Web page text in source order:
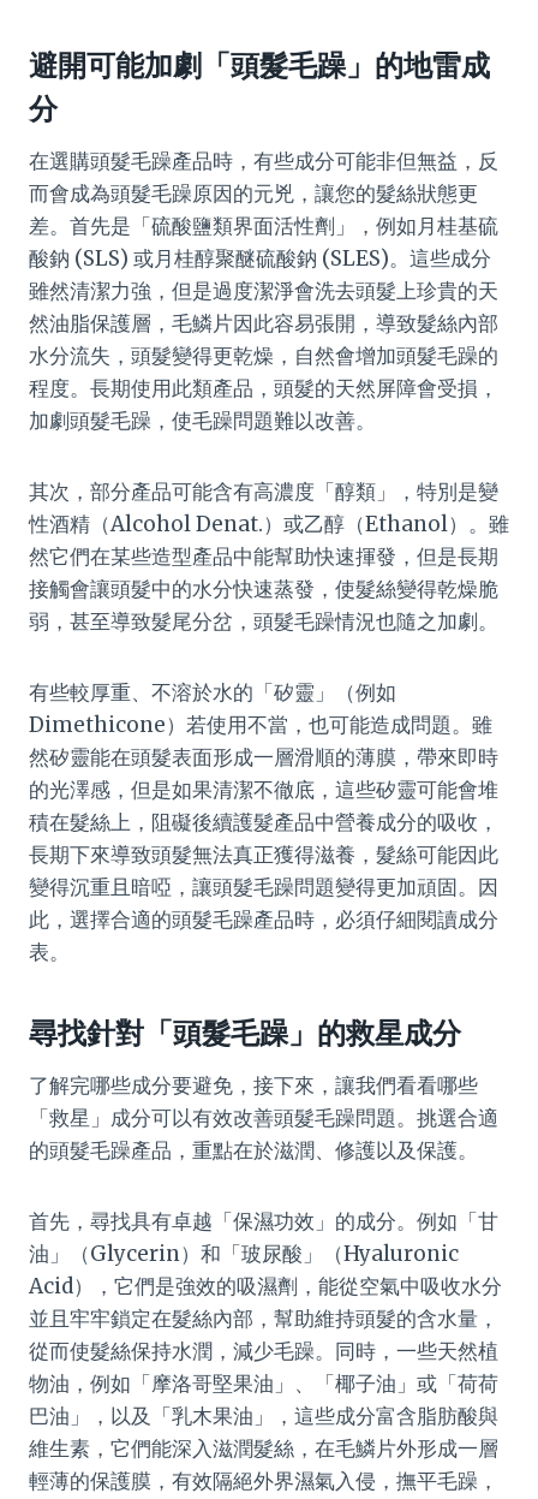
避開可能加劇「頭髮毛躁」的地雷成
分
在選購頭髮毛躁產品時，有些成分可能非但無益，反
而會成為頭髮毛躁原因的元兇，讓您的髮絲狀態更
差。首先是「硫酸鹽類界面活性劑」，例如月桂基硫
酸鈉 (SLS) 或月桂醇聚醚硫酸鈉 (SLES)。這些成分
雖然清潔力強，但是過度潔淨會洗去頭髮上珍貴的天
然油脂保護層，毛鱗片因此容易張開，導致髮絲內部
水分流失，頭髮變得更乾燥，自然會增加頭髮毛躁的
程度。長期使用此類產品，頭髮的天然屏障會受損，
加劇頭髮毛躁，使毛躁問題難以改善。
其次，部分產品可能含有高濃度「醇類」，特別是變
性酒精（Alcohol Denat.）或乙醇（Ethanol）。雖
然它們在某些造型產品中能幫助快速揮發，但是長期
接觸會讓頭髮中的水分快速蒸發，使髮絲變得乾燥脆
弱，甚至導致髮尾分岔，頭髮毛躁情況也隨之加劇。
有些較厚重、不溶於水的「矽靈」（例如
Dimethicone）若使用不當，也可能造成問題。雖
然矽靈能在頭髮表面形成一層滑順的薄膜，帶來即時
的光澤感，但是如果清潔不徹底，這些矽靈可能會堆
積在髮絲上，阻礙後續護髮產品中營養成分的吸收，
長期下來導致頭髮無法真正獲得滋養，髮絲可能因此
變得沉重且暗啞，讓頭髮毛躁問題變得更加頑固。因
此，選擇合適的頭髮毛躁產品時，必須仔細閱讀成分
表。
尋找針對「頭髮毛躁」的救星成分
了解完哪些成分要避免，接下來，讓我們看看哪些
「救星」成分可以有效改善頭髮毛躁問題。挑選合適
的頭髮毛躁產品，重點在於滋潤、修護以及保護。
首先，尋找具有卓越「保濕功效」的成分。例如「甘
油」（Glycerin）和「玻尿酸」（Hyaluronic
Acid），它們是強效的吸濕劑，能從空氣中吸收水分
並且牢牢鎖定在髮絲內部，幫助維持頭髮的含水量，
從而使髮絲保持水潤，減少毛躁。同時，一些天然植
物油，例如「摩洛哥堅果油」、「椰子油」或「荷荷
巴油」，以及「乳木果油」，這些成分富含脂肪酸與
維生素，它們能深入滋潤髮絲，在毛鱗片外形成一層
輕薄的保護膜，有效隔絕外界濕氣入侵，撫平毛躁，